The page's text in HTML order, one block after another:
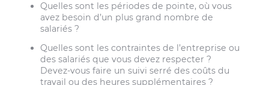
Quelles sont les périodes de pointe, où vous
avez besoin d’un plus grand nombre de
salariés ?
Quelles sont les contraintes de l’entreprise ou
des salariés que vous devez respecter ?
Devez-vous faire un suivi serré des coûts du
travail ou des heures supplémentaires ?